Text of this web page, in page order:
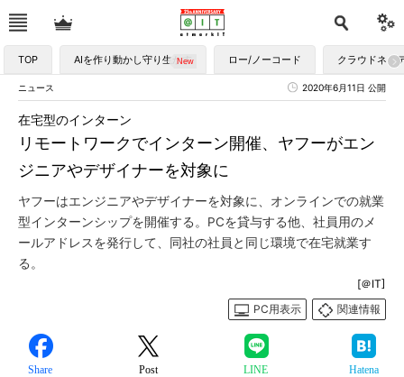
TOP AIを作り動かし守り生かす ロー/ノーコード クラウドネイ
ニュース 2020年6月11日 公開
リモートワークでインターン開催、ヤフーがエン
ジニアやデザイナーを対象に
在宅型のインターン
ヤフーはエンジニアやデザイナーを対象に、オンラインでの就業
型インターンシップを開催する。PCを貸与する他、社員用のメ
ールアドレスを発行して、同社の社員と同じ環境で在宅就業す
る。
[＠IT]
PC用表示
関連情報
Share Post LINE Hatena